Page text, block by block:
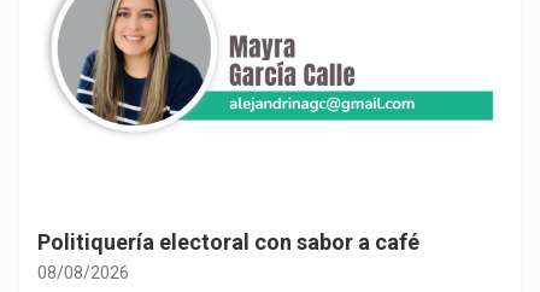
Politiquería electoral con sabor a café
08/08/2026